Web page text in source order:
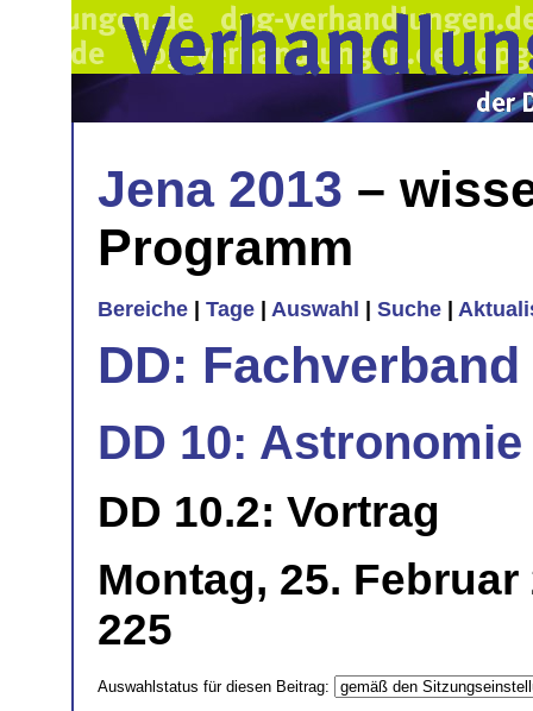
Jena 2013 –
Programm
Bereiche Tage Auswahl Suche
DD:
DD 10: Astronomie
DD 10.2: Vortrag
Montag, 25. Februar
225
Auswahlstatus für diesen Beitrag: